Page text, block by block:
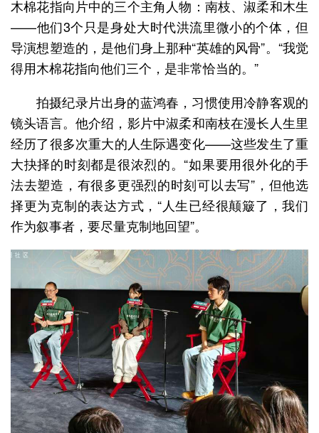
木棉花指向片中的三个主角人物：南枝、淑柔和木生
——他们3个只是身处大时代洪流里微小的个体，但
导演想塑造的，是他们身上那种“英雄的风骨”。“我觉
得用木棉花指向他们三个，是非常恰当的。”
拍摄纪录片出身的蓝鸿春，习惯使用冷静客观的
镜头语言。他介绍，影片中淑柔和南枝在漫长人生里
经历了很多次重大的人生际遇变化——这些发生了重
大抉择的时刻都是很浓烈的。“如果要用很外化的手
法去塑造，有很多更强烈的时刻可以去写”，但他选
择更为克制的表达方式，“人生已经很颠簸了，我们
作为叙事者，要尽量克制地回望”。